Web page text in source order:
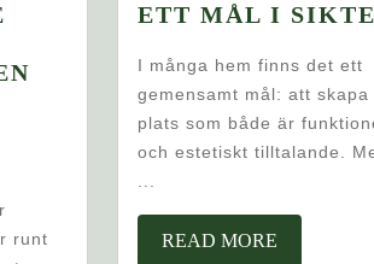
runt
ETT MÅL I
I många hem finns det ett
gemensamt mål: att skapa
plats som både är
och estetiskt tilltalande.
READ MOREREAD